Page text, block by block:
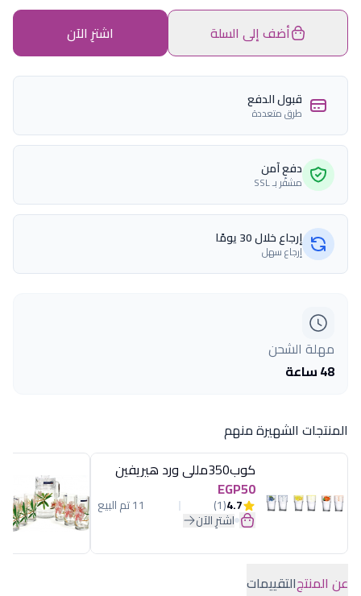
أضف إلى السلة اشترِ الآن
قبول الدفع
طرق متعددة
دفع آمن
مشفّر بـ SSL
إرجاع خلال 30 يومًا
إرجاع سهل
مهلة الشحن
48 ساعة
المنتجات الشهيرة منهم
كوب350مللى ورد هيريفين
EGP50
4.7
(1) 11 تم البيع
اشترِ الآن
عن المنتجالتقييمات